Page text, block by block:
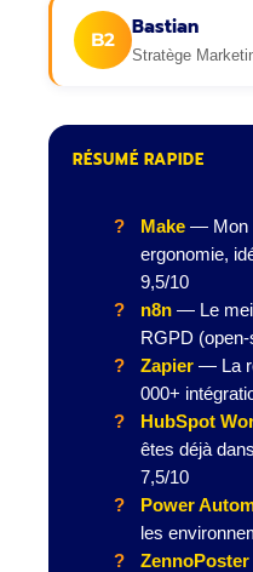
B2 Bastian
Stratège
RÉSUMÉ RAPIDE
Make — Mon
ergonomie,
9,5/10
n8n — Le
RGPD
Zapier — La
000+
HubSpot
êtes déjà
7,5/10
Power
les
ZennoPoster